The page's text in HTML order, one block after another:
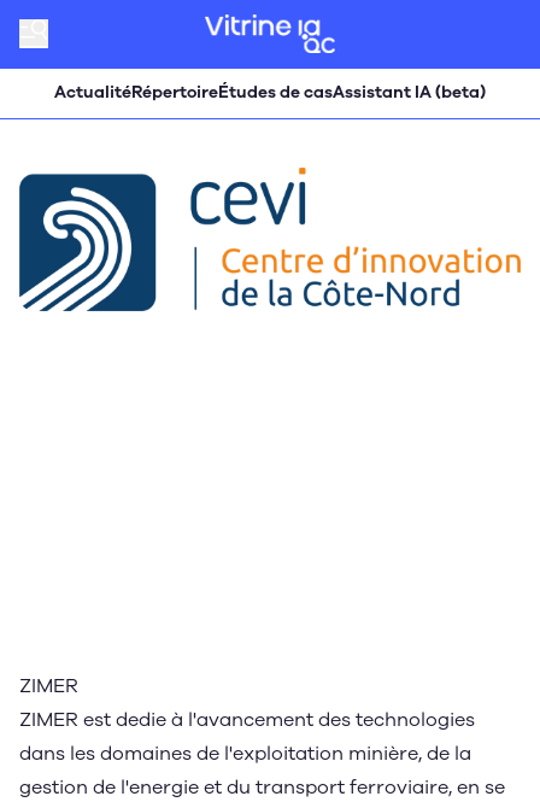
ActualitéRépertoireÉtudes de casAssistant IA (beta)
ZIMER
ZIMER est dedie à l'avancement des technologies
dans les domaines de l'exploitation minière, de la
gestion de l'energie et du transport ferroviaire, en se